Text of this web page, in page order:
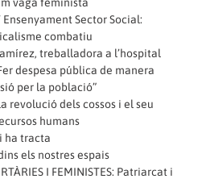
Sector Social:
combatiu
treballadora a l’hospital
despesa pública de manera
per la població”
revolució dels cossos i el seu
humans
ha tracta
els nostres espais
I FEMINISTES: Patriarcat i